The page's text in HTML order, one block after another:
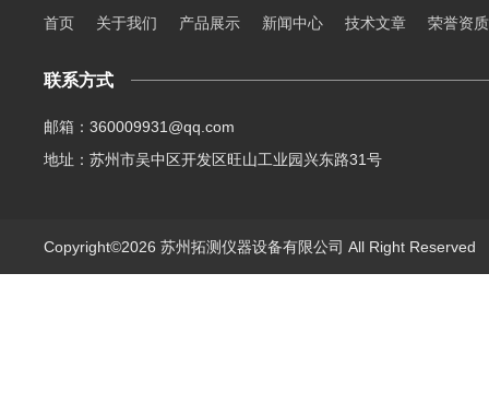
首页 关于我们 产品展示 新闻中心 技术文章 荣誉资质
联系方式
邮箱：360009931@qq.com
地址：苏州市吴中区开发区旺山工业园兴东路31号
Copyright©2026 苏州拓测仪器设备有限公司 All Right